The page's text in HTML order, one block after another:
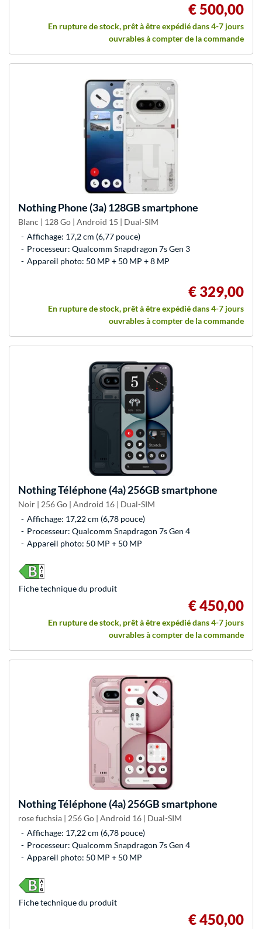
€ 500,00
En rupture de stock, prêt à être expédié dans 4-7 jours
ouvrables à compter de la commande
NothingPhone (3a) 128GB smartphone
Blanc | 128 Go | Android 15 | Dual-SIM
Affichage: 17,2 cm (6,77 pouce)
Processeur: Qualcomm Snapdragon 7s Gen 3
Appareil photo: 50 MP + 50 MP + 8 MP
€ 329,00
En rupture de stock, prêt à être expédié dans 4-7 jours
ouvrables à compter de la commande
NothingTéléphone (4a) 256GB smartphone
Noir | 256 Go | Android 16 | Dual-SIM
Affichage: 17,22 cm (6,78 pouce)
Processeur: Qualcomm Snapdragon 7s Gen 4
Appareil photo: 50 MP + 50 MP
€ 450,00
En rupture de stock, prêt à être expédié dans 4-7 jours
ouvrables à compter de la commande
Fiche technique du produit
NothingTéléphone (4a) 256GB smartphone
rose fuchsia | 256 Go | Android 16 | Dual-SIM
Affichage: 17,22 cm (6,78 pouce)
Processeur: Qualcomm Snapdragon 7s Gen 4
Appareil photo: 50 MP + 50 MP
€ 450,00
Fiche technique du produit